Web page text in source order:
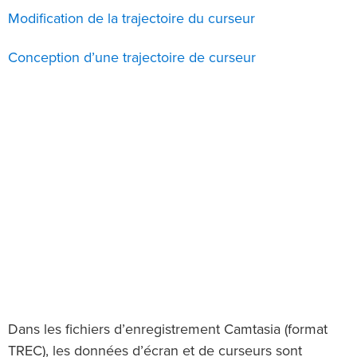
Dans les fichiers d’enregistrement Camtasia (format
TREC), les données d’écran et de curseurs sont
Modification de la trajectoire du curseur
Conception d’une trajectoire de curseur